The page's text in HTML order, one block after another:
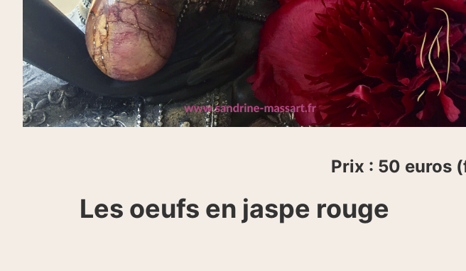
Prix : 50 euros
Les oeufs en jaspe rouge